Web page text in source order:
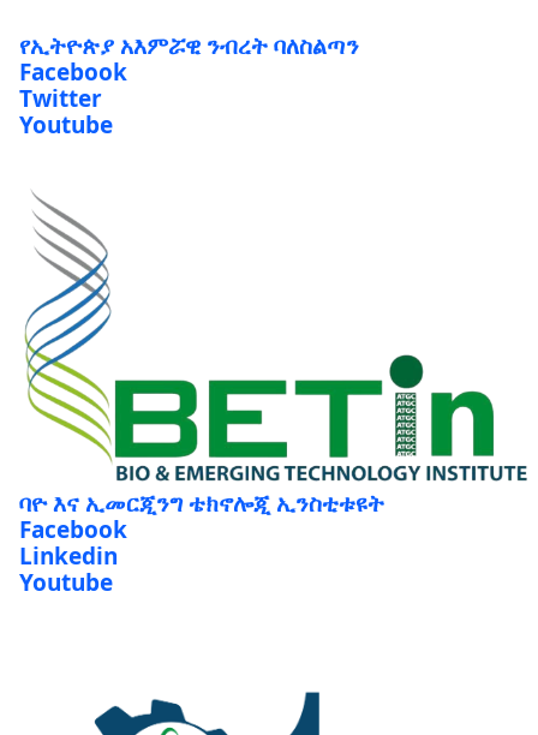
የኢትዮጵያ አእምሯዊ ንብረት ባለስልጣን
Facebook
Twitter
Youtube
ባዮ እና ኢመርጂንግ ቴክኖሎጂ ኢንስቲቱዩት
Facebook
Linkedin
Youtube